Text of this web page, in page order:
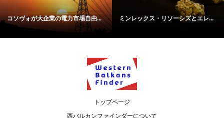
コソヴォが大企業の電力市場自由... ミンレックス・リソーシズとエレ...
トップページ
西バルカンファインダーについて